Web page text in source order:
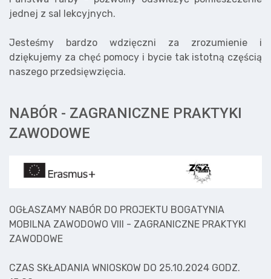
jednej z sal lekcyjnych.
Jesteśmy bardzo wdzięczni za zrozumienie i
dziękujemy za chęć pomocy i bycie tak istotną częścią
naszego przedsięwzięcia.
NABÓR - ZAGRANICZNE PRAKTYKI
ZAWODOWE
OGŁASZAMY NABÓR DO PROJEKTU BOGATYNIA
MOBILNA ZAWODOWO VIII - ZAGRANICZNE PRAKTYKI
ZAWODOWE
CZAS SKŁADANIA WNIOSKOW DO 25.10.2024 GODZ.